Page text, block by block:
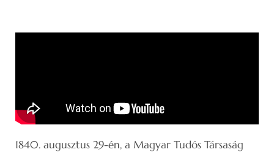
1840. augusztus 29-én, a Magyar Tudós Társaság